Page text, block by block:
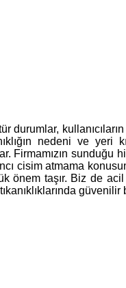
nedeni ve yeri
sunduğu
cisim atmama
önem taşır. Biz de
güvenilir